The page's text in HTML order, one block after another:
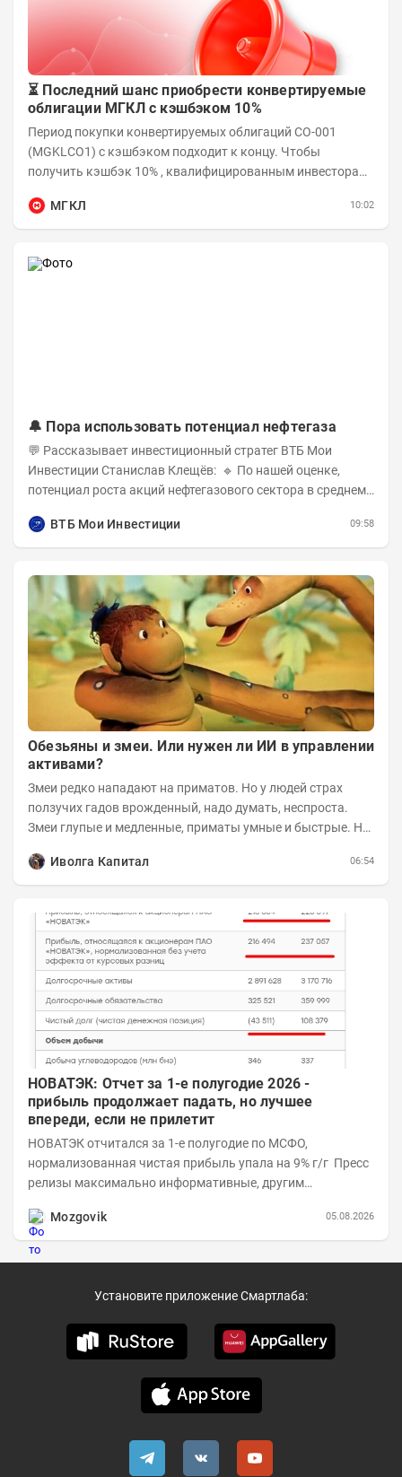
⏳ Последний шанс приобрести конвертируемые
облигации МГКЛ с кэшбэком 10%
Период покупки конвертируемых облигаций СО-001
(MGKLCO1) с кэшбэком подходит к концу. Чтобы
получить кэшбэк 10% , квалифицированным инвесторам
МГКЛ
10:02
🔔 Пора использовать потенциал нефтегаза
💬 Рассказывает инвестиционный стратег ВТБ Мои
Инвестиции Станислав Клещёв: 🔹 По нашей оценке,
потенциал роста акций нефтегазового сектора в среднем
ВТБ Мои Инвестиции
09:58
Обезьяны и змеи. Или нужен ли ИИ в управлении
активами?
Змеи редко нападают на приматов. Но у людей страх
ползучих гадов врожденный, надо думать, неспроста.
Змеи глупые и медленные, приматы умные и быстрые. Но
Иволга Капитал
06:54
НОВАТЭК: Отчет за 1-е полугодие 2026 -
прибыль продолжает падать, но лучшее
впереди, если не прилетит
НОВАТЭК отчитался за 1-е полугодие по МСФО,
нормализованная чистая прибыль упала на 9% г/г Пресс
релизы максимально информативные, другим
Mozgovik
05.08.2026
Установите приложение Смартлаба: